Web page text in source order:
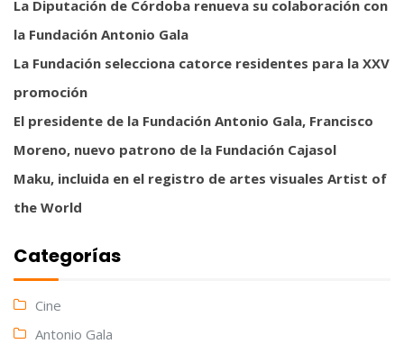
La Diputación de Córdoba renueva su colaboración con
la Fundación Antonio Gala
La Fundación selecciona catorce residentes para la XXV
promoción
El presidente de la Fundación Antonio Gala, Francisco
Moreno, nuevo patrono de la Fundación Cajasol
Maku, incluida en el registro de artes visuales Artist of
the World
Categorías
Cine
Antonio Gala